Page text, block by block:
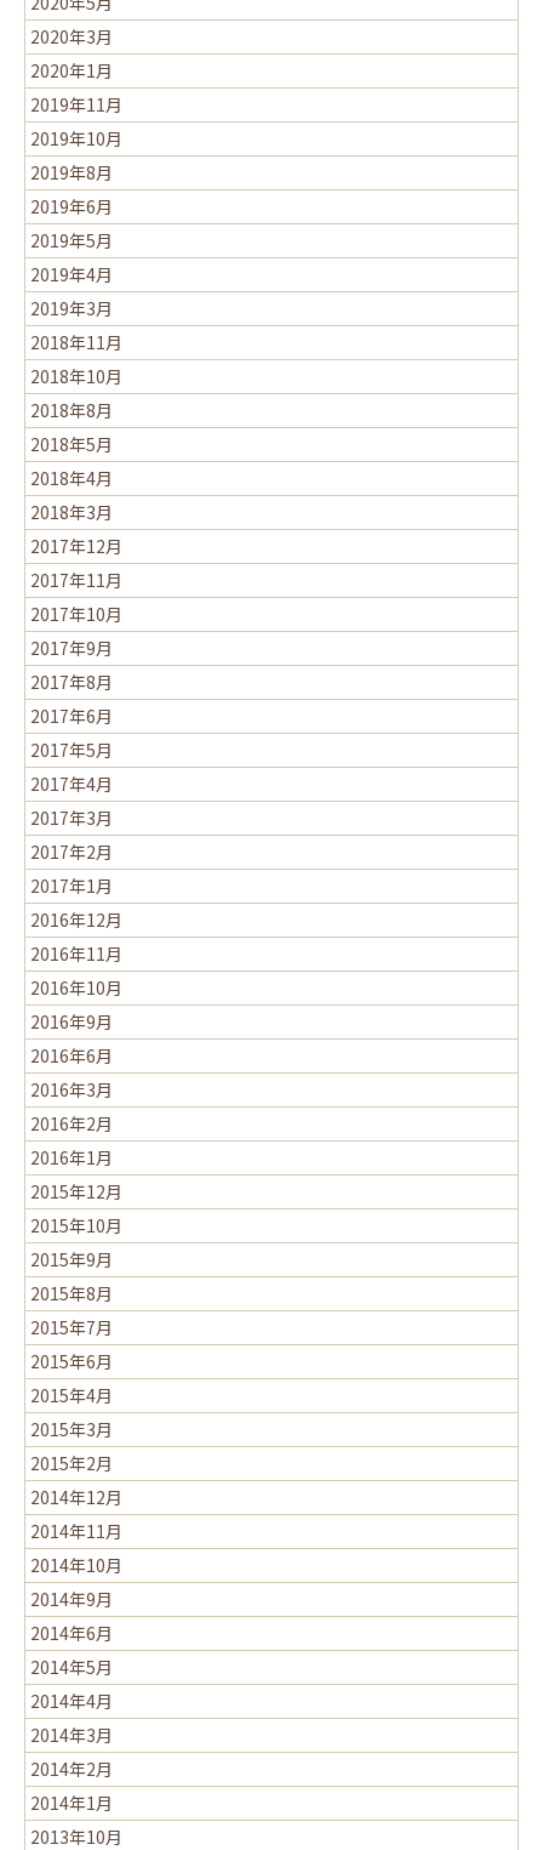
2020年3月
2020年1月
2019年11月
2019年10月
2019年8月
2019年6月
2019年5月
2019年4月
2019年3月
2018年11月
2018年10月
2018年8月
2018年5月
2018年4月
2018年3月
2017年12月
2017年11月
2017年10月
2017年9月
2017年8月
2017年6月
2017年5月
2017年4月
2017年3月
2017年2月
2017年1月
2016年12月
2016年11月
2016年10月
2016年9月
2016年6月
2016年3月
2016年2月
2016年1月
2015年12月
2015年10月
2015年9月
2015年8月
2015年7月
2015年6月
2015年4月
2015年3月
2015年2月
2014年12月
2014年11月
2014年10月
2014年9月
2014年6月
2014年5月
2014年4月
2014年3月
2014年2月
2014年1月
2013年10月